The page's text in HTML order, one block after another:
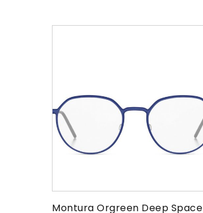
Montura Orgreen Deep Space